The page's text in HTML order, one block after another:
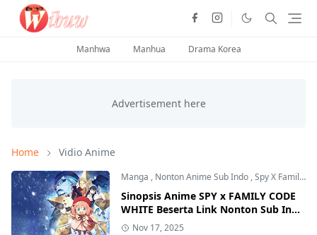
Manhwa Manhua Drama Korea
Home Vidio Anime
Manga , Nonton Anime Sub Indo,Spy X Family Code White
Sinopsis Anime SPY x FAMILY CODE
WHITE Beserta Link Nonton Sub Indo
di Vidio
Nov 17, 2025